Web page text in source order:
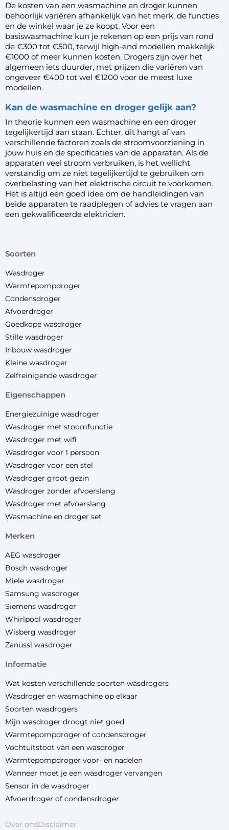
De kosten van een wasmachine en droger kunnen
behoorlijk variëren afhankelijk van het merk, de functies
en de winkel waar je ze koopt. Voor een
basiswasmachine kun je rekenen op een prijs van rond
de €300 tot €500, terwijl high-end modellen makkelijk
€1000 of meer kunnen kosten. Drogers zijn over het
algemeen iets duurder, met prijzen die variëren van
ongeveer €400 tot wel €1200 voor de meest luxe
modellen.
Kan de wasmachine en droger gelijk aan?
In theorie kunnen een wasmachine en een droger
tegelijkertijd aan staan. Echter, dit hangt af van
verschillende factoren zoals de stroomvoorziening in
jouw huis en de specificaties van de apparaten. Als de
apparaten veel stroom verbruiken, is het wellicht
verstandig om ze niet tegelijkertijd te gebruiken om
overbelasting van het elektrische circuit te voorkomen.
Het is altijd een goed idee om de handleidingen van
beide apparaten te raadplegen of advies te vragen aan
een gekwalificeerde elektricien.
soorten
Wasdroger
Warmtepompdroger
Condensdroger
Afvoerdroger
Goedkope wasdroger
Stille wasdroger
Inbouw wasdroger
Kleine wasdroger
Zelfreinigende wasdroger
eigenschappen
Energiezuinige wasdroger
Wasdroger met stoomfunctie
Wasdroger met wifi
Wasdroger voor 1 persoon
Wasdroger voor een stel
Wasdroger groot gezin
Wasdroger zonder afvoerslang
Wasdroger met afvoerslang
Wasmachine en droger set
merken
AEG wasdroger
Bosch wasdroger
Miele wasdroger
Samsung wasdroger
Siemens wasdroger
Whirlpool wasdroger
Wisberg wasdroger
Zanussi wasdroger
informatie
Wat kosten verschillende soorten wasdrogers
Wasdroger en wasmachine op elkaar
Soorten wasdrogers
Mijn wasdroger droogt niet goed
Warmtepompdroger of condensdroger
Vochtuitstoot van een wasdroger
Warmtepompdroger voor- en nadelen
Wanneer moet je een wasdroger vervangen
Sensor in de wasdroger
Afvoerdroger of condensdroger
Over onsDisclaimer